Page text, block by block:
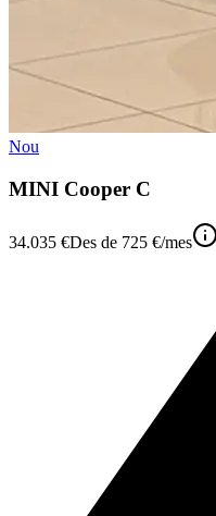
Nou
MINI Cooper C
34.035 €Des de 725 €/mes